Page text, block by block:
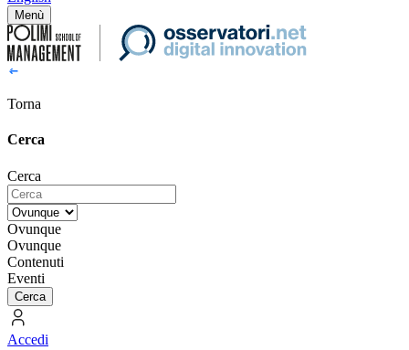
Menù
Torna
Cerca
Cerca
Ovunque
Ovunque
Contenuti
Eventi
Cerca
Accedi